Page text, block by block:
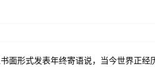
面形式发表年终寄语说，当今世界正经